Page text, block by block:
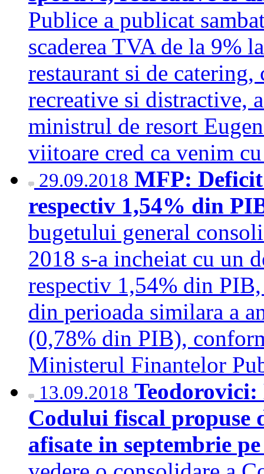
Publice a publicat
scaderea TVA de la 9%
restaurant si de
recreative si distractive,
ministrul de resort
viitoare cred ca venim
29.09.2018 MFP:
respectiv 1,54% din
bugetului general
2018 s-a incheiat cu un
respectiv 1,54% din
din perioada similara a
(0,78% din PIB),
Ministerul Finantelor
13.09.2018
Codului fiscal propuse
afisate in septembrie